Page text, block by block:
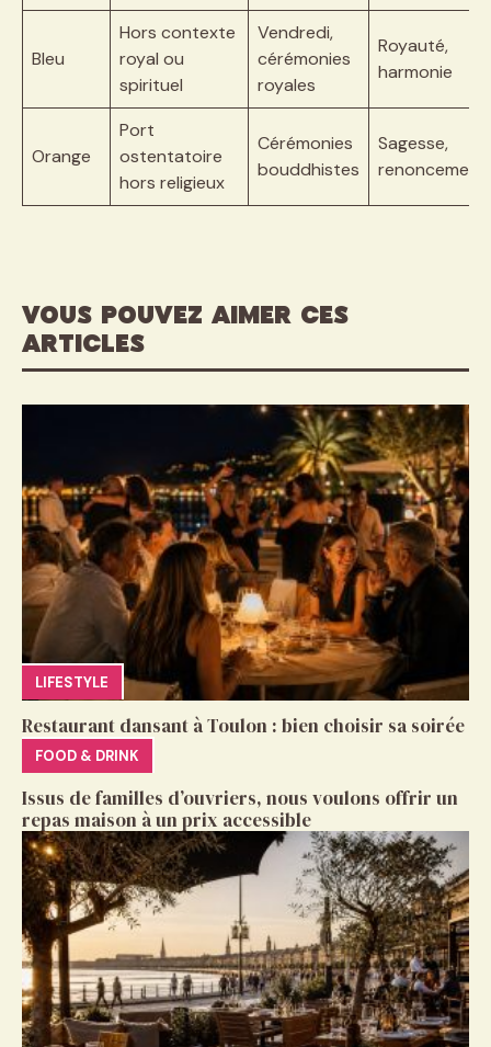
Bleu
Hors contexte
royal ou
spirituel
Vendredi,
cérémonies
royales
Royauté,
harmonie
Orange
Port
ostentatoire
hors religieux
Cérémonies
bouddhistes
Sagesse,
renoncement
VOUS POUVEZ AIMER CES
ARTICLES
LIFESTYLE
Restaurant dansant à Toulon : bien choisir sa soirée
FOOD & DRINK
Issus de familles d’ouvriers, nous voulons offrir un
repas maison à un prix accessible